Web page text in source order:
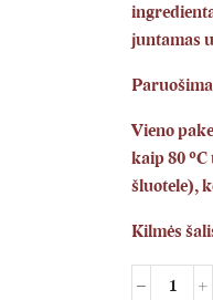
juntamas
Vieno
kaip 80
šluotele),
Kilmės